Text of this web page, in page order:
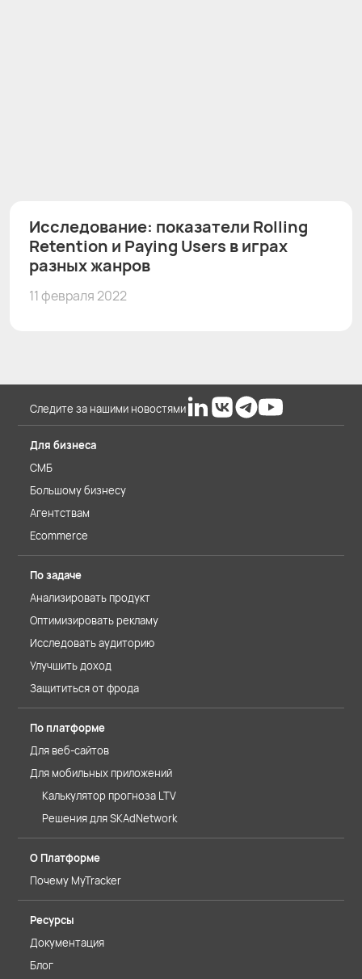
Исследование: показатели Rolling
Retention и Paying Users в играх
разных жанров
11 февраля 2022
Следите за нашими новостями
Для бизнеса
СМБ
Большому бизнесу
Агентствам
Ecommerce
По задаче
Анализировать продукт
Оптимизировать рекламу
Исследовать аудиторию
Улучшить доход
Защититься от фрода
По платформе
Для веб-сайтов
Для мобильных приложений
Калькулятор прогноза LTV
Решения для SKAdNetwork
О Платформе
Почему MyTracker
Ресурсы
Документация
Блог